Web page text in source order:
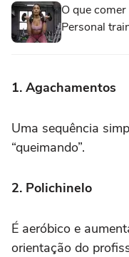
O que
Personal
1. Agachamentos
Uma sequência
“queimando”.
2. Polichinelo
É aeróbico e
orientação do